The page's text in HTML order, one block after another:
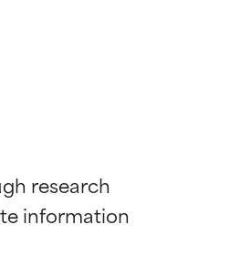
research
information